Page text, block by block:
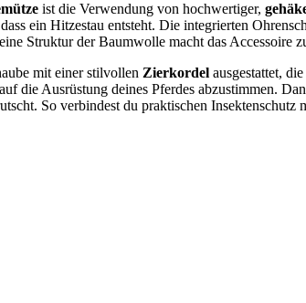
ist die Verwendung von hochwertiger,
ein Hitzestau entsteht. Die integrierten
Struktur der Baumwolle macht das Accessoire
mit einer stilvollen Zierkordel ausgestattet,
die Ausrüstung deines Pferdes abzustimmen.
So verbindest du praktischen